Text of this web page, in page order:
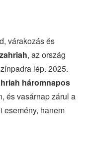
várakozás és
, az ország
lép. 2025.
háromnapos
és vasárnap zárul a
esemény, hanem